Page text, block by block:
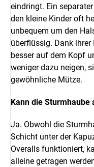
eindringt. Ein
den kleine Kinder oft
unbequem um den
überflüssig. Dank
besser auf dem Kopf
weniger dazu neigen,
gewöhnliche Mütze.
Kann die
Ja. Obwohl die
Schicht unter der
Overalls funktioniert,
alleine getragen